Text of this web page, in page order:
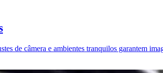
de câmera e ambientes tranquilos garantem